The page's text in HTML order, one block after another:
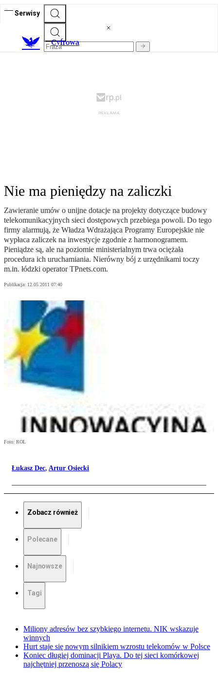
Serwisy
Cyfrowa
Nie ma pieniędzy na zaliczki
Zawieranie umów o unijne dotacje na projekty dotyczące budowy
telekomunikacyjnych sieci dostępowych przebiega powoli. Do tego
firmy alarmują, że Władza Wdrażająca Programy Europejskie nie
wypłaca zaliczek na inwestycje zgodnie z harmonogramem.
Pieniądze są, ale na poziomie ministerialnym trwa ociężała
procedura ich uruchamiania. Nierówny bój z urzędnikami toczy
m.in. łódzki operator TPnets.com.
Publikacja: 12.05.2011 07:40
Foto: ROL
Łukasz Dec, Artur Osiecki
Zobacz również
Polecane
Najnowsze
Tagi
Miliony adresów bez szybkiego internetu. NIK wskazuje
winnych
Hurt staje się nowym silnikiem wzrostu telekomów w Polsce
Koniec długiej dominacji Playa. Do tej sieci komórkowej
najchętniej przenoszą się Polacy